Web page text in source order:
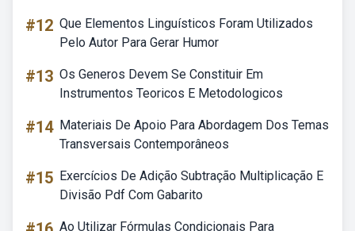
#12 Que Elementos Linguísticos Foram Utilizados
Pelo Autor Para Gerar Humor
#13 Os Generos Devem Se Constituir Em
Instrumentos Teoricos E Metodologicos
#14 Materiais De Apoio Para Abordagem Dos Temas
Transversais Contemporâneos
#15 Exercícios De Adição Subtração Multiplicação E
Divisão Pdf Com Gabarito
Ao Utilizar Fórmulas Condicionais Para